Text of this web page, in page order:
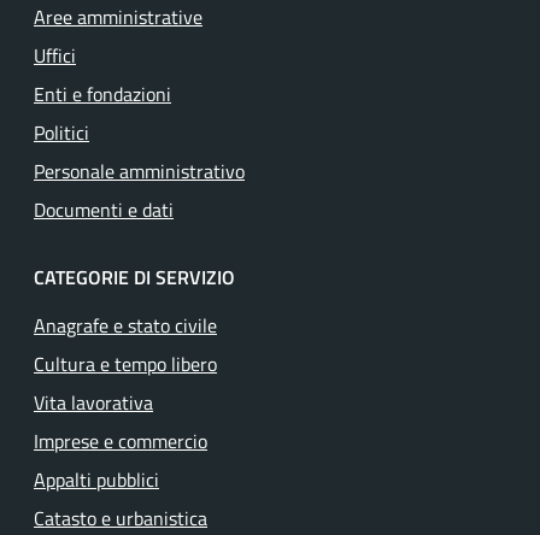
Aree amministrative
Uffici
Enti e fondazioni
Politici
Personale amministrativo
Documenti e dati
CATEGORIE DI SERVIZIO
Anagrafe e stato civile
Cultura e tempo libero
Vita lavorativa
Imprese e commercio
Appalti pubblici
Catasto e urbanistica